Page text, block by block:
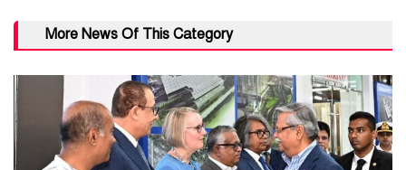
More News Of This Category